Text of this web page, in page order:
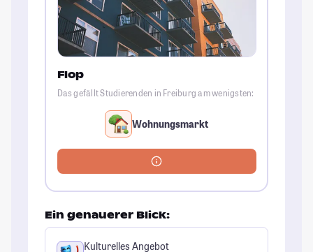
Flop
Das gefällt Studierenden in Freiburg am wenigsten:
Wohnungsmarkt
Ein genauerer Blick:
Kulturelles Angebot